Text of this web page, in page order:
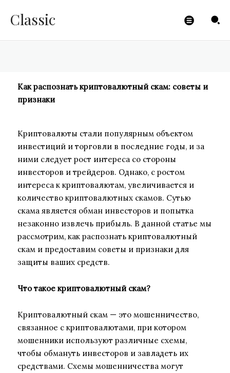
ClassicCLICKPAYMENTS
Как распознать криптовалютный скам: советы и
признаки
Криптовалюты стали популярным объектом
инвестиций и торговли в последние годы, и за
ними следует рост интереса со стороны
инвесторов и трейдеров. Однако, с ростом
интереса к криптовалютам, увеличивается и
количество криптовалютных скамов. Сутью
скама является обман инвесторов и попытка
незаконно извлечь прибыль. В данной статье мы
рассмотрим, как распознать криптовалютный
скам и предоставим советы и признаки для
защиты ваших средств.
Что такое криптовалютный скам?
Криптовалютный скам — это мошенничество,
связанное с криптовалютами, при котором
мошенники используют различные схемы,
чтобы обмануть инвесторов и завладеть их
средствами. Схемы мошенничества могут